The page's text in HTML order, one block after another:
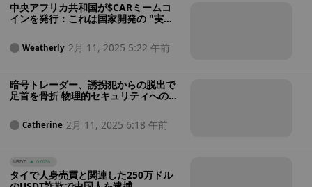
中央アフリカ共和国が$CARミームコ
インを発行：これは国家開発の "実験
プ・アンド・ダンプ "なのか？
Weatherly 2月 11, 2025 5:22 午前
暗号トレーダー、誘拐犯からの脱出で
足首を骨折 物理的セキュリティへの不
Catherine 2月 11, 2025 6:18 午前
USDT 0.02%
タイで人身売買と関連した250万ドル